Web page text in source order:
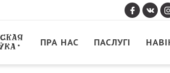
ПРА НАС ПАСЛУГІ